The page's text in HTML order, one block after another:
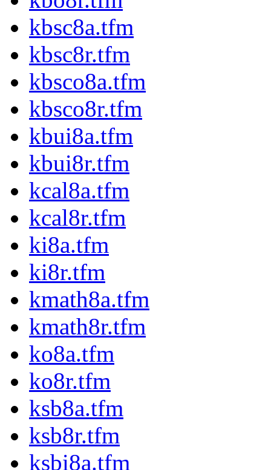
kbsc8a.tfm
kbsc8r.tfm
kbsco8a.tfm
kbsco8r.tfm
kbui8a.tfm
kbui8r.tfm
kcal8a.tfm
kcal8r.tfm
ki8a.tfm
ki8r.tfm
kmath8a.tfm
kmath8r.tfm
ko8a.tfm
ko8r.tfm
ksb8a.tfm
ksb8r.tfm
ksbi8a.tfm